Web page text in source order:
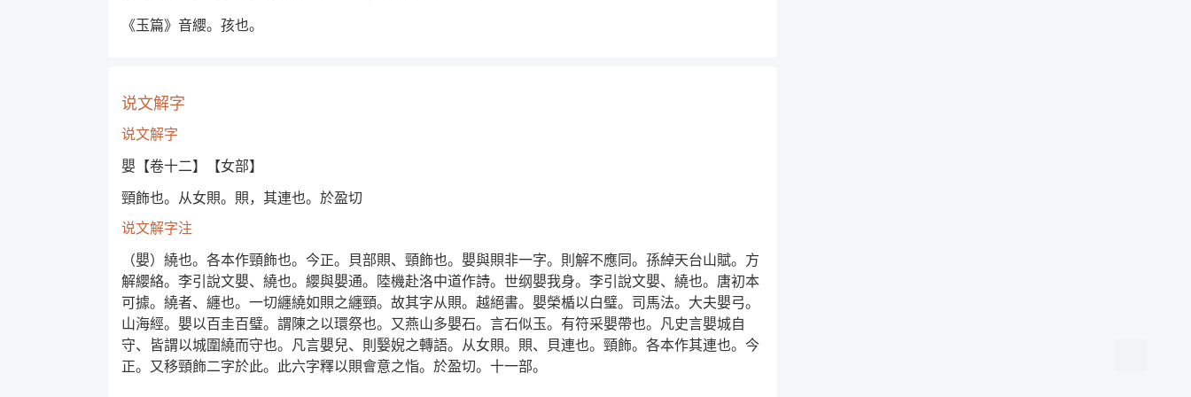
《玉篇》音纓。孩也。
说文解字
说文解字
嬰【卷十二】【女部】
頸飾也。从女賏。賏，其連也。於盈切
说文解字注
（嬰）繞也。各本作頸飾也。今正。貝部賏、頸飾也。嬰與賏非一字。則解不應同。孫綽天台山賦。方
解纓絡。李引說文嬰、繞也。纓與嬰通。陸機赴洛中道作詩。世纲嬰我身。李引說文嬰、繞也。唐初本
可據。繞者、纏也。一切纏繞如賏之纏頸。故其字从賏。越絕書。嬰榮楯以白璧。司馬法。大夫嬰弓。
山海經。嬰以百圭百璧。謂陳之以環祭也。又燕山多嬰石。言石似玉。有符采嬰帶也。凡史言嬰城自
守、皆謂以城圍繞而守也。凡言嬰兒、則嫛婗之轉語。从女賏。賏、貝連也。頸飾。各本作其連也。今
正。又移頸飾二字於此。此六字釋以賏會意之恉。於盈切。十一部。